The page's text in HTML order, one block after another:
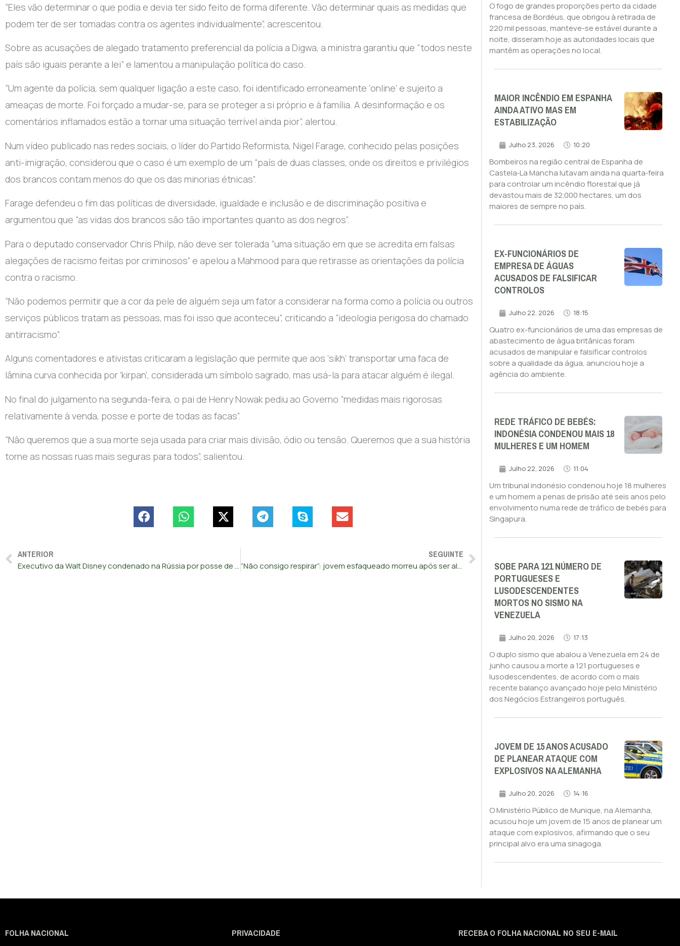
“Eles vão determinar o que podia e devia ter sido feito de forma diferente. Vão determinar quais as medidas que
podem ter de ser tomadas contra os agentes individualmente”, acrescentou.
Sobre as acusações de alegado tratamento preferencial da polícia a Digwa, a ministra garantiu que “todos neste
país são iguais perante a lei” e lamentou a manipulação política do caso.
“Um agente da polícia, sem qualquer ligação a este caso, foi identificado erroneamente ‘online’ e sujeito a
ameaças de morte. Foi forçado a mudar-se, para se proteger a si próprio e à família. A desinformação e os
comentários inflamados estão a tornar uma situação terrível ainda pior”, alertou.
Num vídeo publicado nas redes sociais, o líder do Partido Reformista, Nigel Farage, conhecido pelas posições
anti-imigração, considerou que o caso é um exemplo de um “país de duas classes, onde os direitos e privilégios
dos brancos contam menos do que os das minorias étnicas”.
Farage defendeu o fim das políticas de diversidade, igualdade e inclusão e de discriminação positiva e
argumentou que “as vidas dos brancos são tão importantes quanto as dos negros”.
Para o deputado conservador Chris Philp, não deve ser tolerada “uma situação em que se acredita em falsas
alegações de racismo feitas por criminosos” e apelou a Mahmood para que retirasse as orientações da polícia
contra o racismo.
“Não podemos permitir que a cor da pele de alguém seja um fator a considerar na forma como a polícia ou outros
serviços públicos tratam as pessoas, mas foi isso que aconteceu”, criticando a “ideologia perigosa do chamado
antirracismo”.
Alguns comentadores e ativistas criticaram a legislação que permite que aos ‘sikh’ transportar uma faca de
lâmina curva conhecida por ‘kirpan’, considerada um símbolo sagrado, mas usá-la para atacar alguém é ilegal.
No final do julgamento na segunda-feira, o pai de Henry Nowak pediu ao Governo “medidas mais rigorosas
relativamente à venda, posse e porte de todas as facas”.
“Não queremos que a sua morte seja usada para criar mais divisão, ódio ou tensão. Queremos que a sua história
torne as nossas ruas mais seguras para todos”, salientou.
ANTERIOR
Executivo da Walt Disney condenado na Rússia por posse de droga
SEGUINTE
“Não consigo respirar”: jovem esfaqueado morreu após ser algemado pelas autoridades. Southampton em protesto
O fogo de grandes proporções perto da cidade
francesa de Bordéus, que obrigou à retirada de
220 mil pessoas, manteve-se estável durante a
noite, disseram hoje as autoridades locais que
mantêm as operações no local.
MAIOR INCÊNDIO EM ESPANHA
AINDA ATIVO MAS EM
ESTABILIZAÇÃO
Julho 23, 2026 10:20
Bombeiros na região central de Espanha de
Castela‑La Mancha lutavam ainda na quarta‑feira
para controlar um incêndio florestal que já
devastou mais de 32.000 hectares, um dos
maiores de sempre no país.
EX-FUNCIONÁRIOS DE
EMPRESA DE ÁGUAS
ACUSADOS DE FALSIFICAR
CONTROLOS
Julho 22, 2026 18:15
Quatro ex-funcionários de uma das empresas de
abastecimento de água britânicas foram
acusados de manipular e falsificar controlos
sobre a qualidade da água, anunciou hoje a
agência do ambiente.
REDE TRÁFICO DE BEBÉS:
INDONÉSIA CONDENOU MAIS 18
MULHERES E UM HOMEM
Julho 22, 2026 11:04
Um tribunal indonésio condenou hoje 18 mulheres
e um homem a penas de prisão até seis anos pelo
envolvimento numa rede de tráfico de bebés para
Singapura.
SOBE PARA 121 NÚMERO DE
PORTUGUESES E
LUSODESCENDENTES
MORTOS NO SISMO NA
VENEZUELA
Julho 20, 2026 17:13
O duplo sismo que abalou a Venezuela em 24 de
junho causou a morte a 121 portugueses e
lusodescendentes, de acordo com o mais
recente balanço avançado hoje pelo Ministério
dos Negócios Estrangeiros português.
JOVEM DE 15 ANOS ACUSADO
DE PLANEAR ATAQUE COM
EXPLOSIVOS NA ALEMANHA
Julho 20, 2026 14:16
O Ministério Público de Munique, na Alemanha,
acusou hoje um jovem de 15 anos de planear um
ataque com explosivos, afirmando que o seu
principal alvo era uma sinagoga.
FOLHA NACIONAL PRIVACIDADE RECEBA O FOLHA NACIONAL NO SEU E-MAIL